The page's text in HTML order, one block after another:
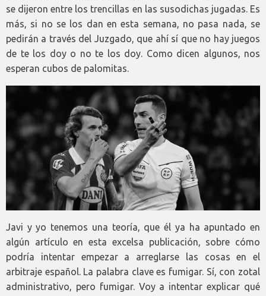
se dijeron entre los trencillas en las susodichas jugadas. Es
más, si no se los dan en esta semana, no pasa nada, se
pedirán a través del Juzgado, que ahí sí que no hay juegos
de te los doy o no te los doy. Como dicen algunos, nos
esperan cubos de palomitas.
Javi y yo tenemos una teoría, que él ya ha apuntado en
algún artículo en esta excelsa publicación, sobre cómo
podría intentar empezar a arreglarse las cosas en el
arbitraje español. La palabra clave es fumigar. Sí, con zotal
administrativo, pero fumigar. Voy a intentar explicar qué